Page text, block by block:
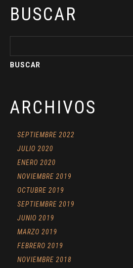
BUSCAR
ARCHIVOS
SEPTIEMBRE 2022
JULIO 2020
ENERO 2020
NOVIEMBRE 2019
OCTUBRE 2019
SEPTIEMBRE 2019
JUNIO 2019
MARZO 2019
FEBRERO 2019
NOVIEMBRE 2018